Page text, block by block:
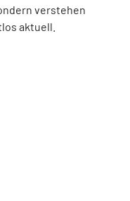
verstehen
aktuell.